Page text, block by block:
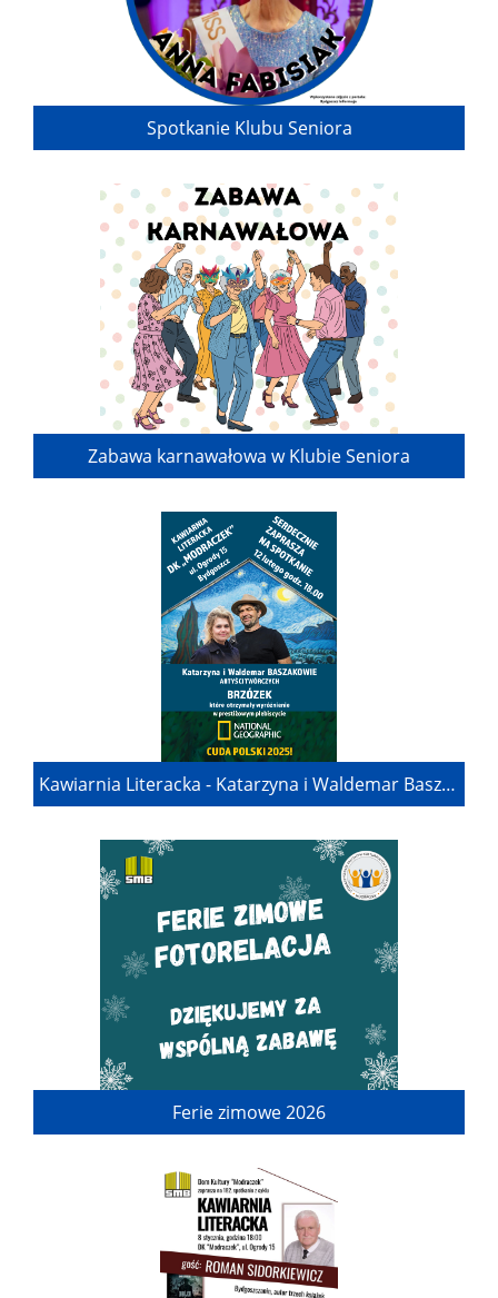
Spotkanie Klubu Seniora
Zabawa karnawałowa w Klubie Seniora
Kawiarnia Literacka - Katarzyna i Waldemar Baszakowie
Ferie zimowe 2026